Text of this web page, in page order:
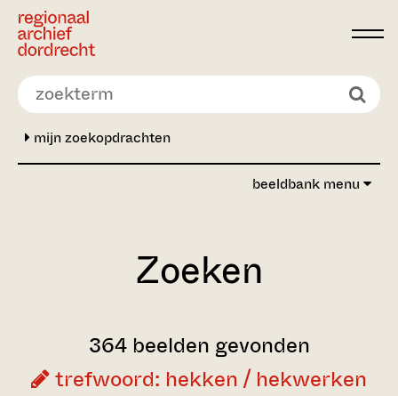
Ga direct naar de inhoud
mijn zoekopdrachten
beeldbank menu
Zoeken
364 beelden gevonden
trefwoord: hekken / hekwerken